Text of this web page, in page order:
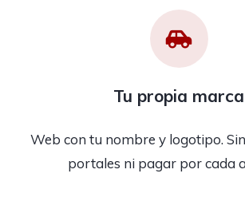
Tu propia marca
Web con tu nombre y logotipo.
portales ni pagar por cada